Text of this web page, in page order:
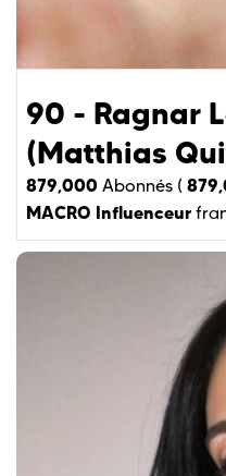
90 - Ragnar
(Matthias
879,000 Abonnés (
MACRO Influenceur